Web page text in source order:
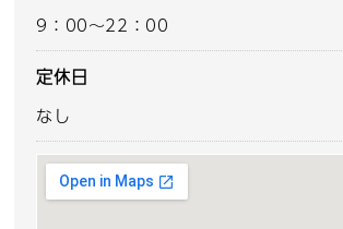
9：00～22：00
定休日
なし